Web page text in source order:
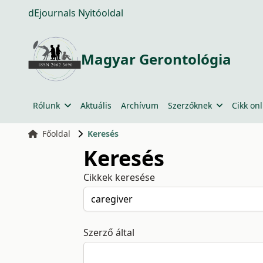
dEjournals Nyitóoldal
Magyar Gerontológia
Rólunk Aktuális Archívum Szerzőknek Cikk
Főoldal Keresés
Keresés
Cikkek keresése
Szerző által